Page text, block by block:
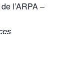
l’ARPA –